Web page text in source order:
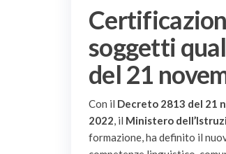
soggetti
del 21
Con il Decreto 2813 del 21
2022, il Ministero
formazione, ha definito il